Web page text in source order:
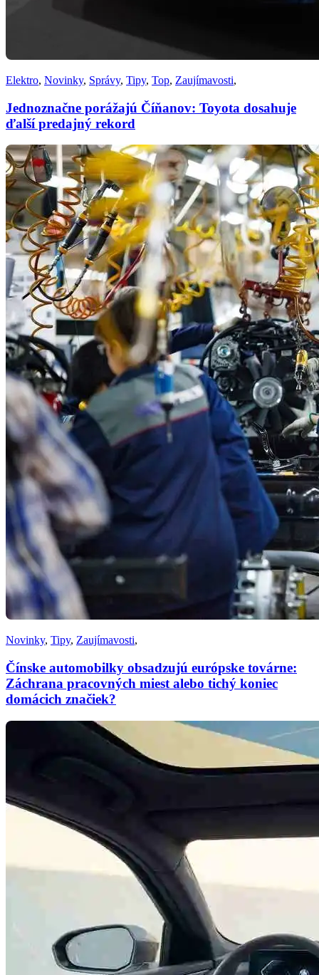
Elektro, Novinky, Správy, Tipy, Top, Zaujímavosti,
Jednoznačne porážajú Číňanov: Toyota dosahuje
ďalší predajný rekord
Novinky, Tipy, Zaujímavosti,
Čínske automobilky obsadzujú európske továrne:
Záchrana pracovných miest alebo tichý koniec
domácich značiek?